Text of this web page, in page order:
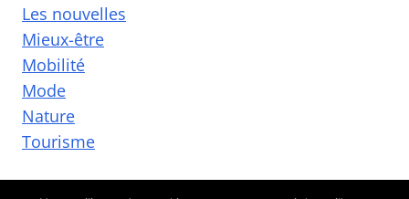
Les nouvelles
Mieux-être
Mobilité
Mode
Nature
Tourisme